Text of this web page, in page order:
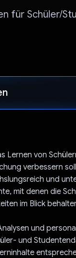
für Schüler/
Lernen von
verbessern
und
mit denen die
im Blick
und
und